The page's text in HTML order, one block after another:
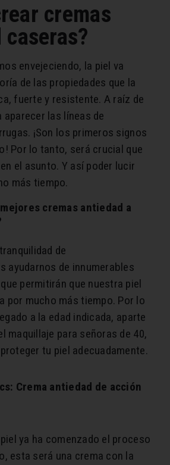
cremas
envejeciendo, la piel va
de las propiedades que la
fuerte y resistente. A raíz de
aparecer las líneas de
¡Son los primeros signos
Por lo tanto, será crucial que
el asunto. Y así poder lucir
más tiempo.
cremas antiedad a
de
ayudarnos de innumerables
permitirán que nuestra piel
por mucho más tiempo. Por lo
a la edad indicada, aparte
maquillaje para señoras de 40,
tu piel adecuadamente.
Crema antiedad de acción
ya ha comenzado el proceso
esta será una crema con la